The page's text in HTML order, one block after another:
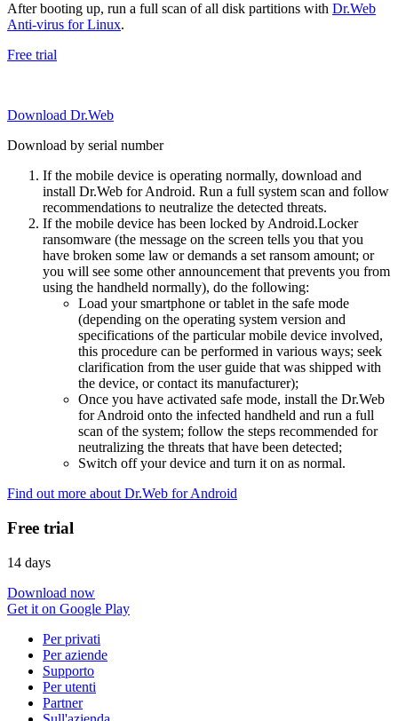
After booting up, run a full scan of all disk partitions with Dr.Web
Anti-virus for Linux.
Free trial
Download Dr.Web
Download by serial number
If the mobile device is operating normally, download and
install Dr.Web for Android. Run a full system scan and follow
recommendations to neutralize the detected threats.
If the mobile device has been locked by Android.Locker
ransomware (the message on the screen tells you that you
have broken some law or demands a set ransom amount; or
you will see some other announcement that prevents you from
using the handheld normally), do the following:
Load your smartphone or tablet in the safe mode
(depending on the operating system version and
specifications of the particular mobile device involved,
this procedure can be performed in various ways; seek
clarification from the user guide that was shipped with
the device, or contact its manufacturer);
Once you have activated safe mode, install the Dr.Web
for Android onto the infected handheld and run a full
scan of the system; follow the steps recommended for
neutralizing the threats that have been detected;
Switch off your device and turn it on as normal.
Find out more about Dr.Web for Android
Free trial
14 days
Download now
Get it on Google Play
Per privati
Per aziende
Supporto
Per utenti
Partner